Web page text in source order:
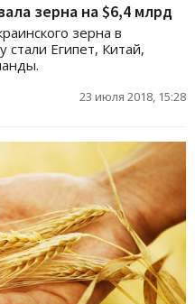
зерна на $6,4 млрд
зерна в
стали Египет, Китай,
23 июля 2018, 15:28